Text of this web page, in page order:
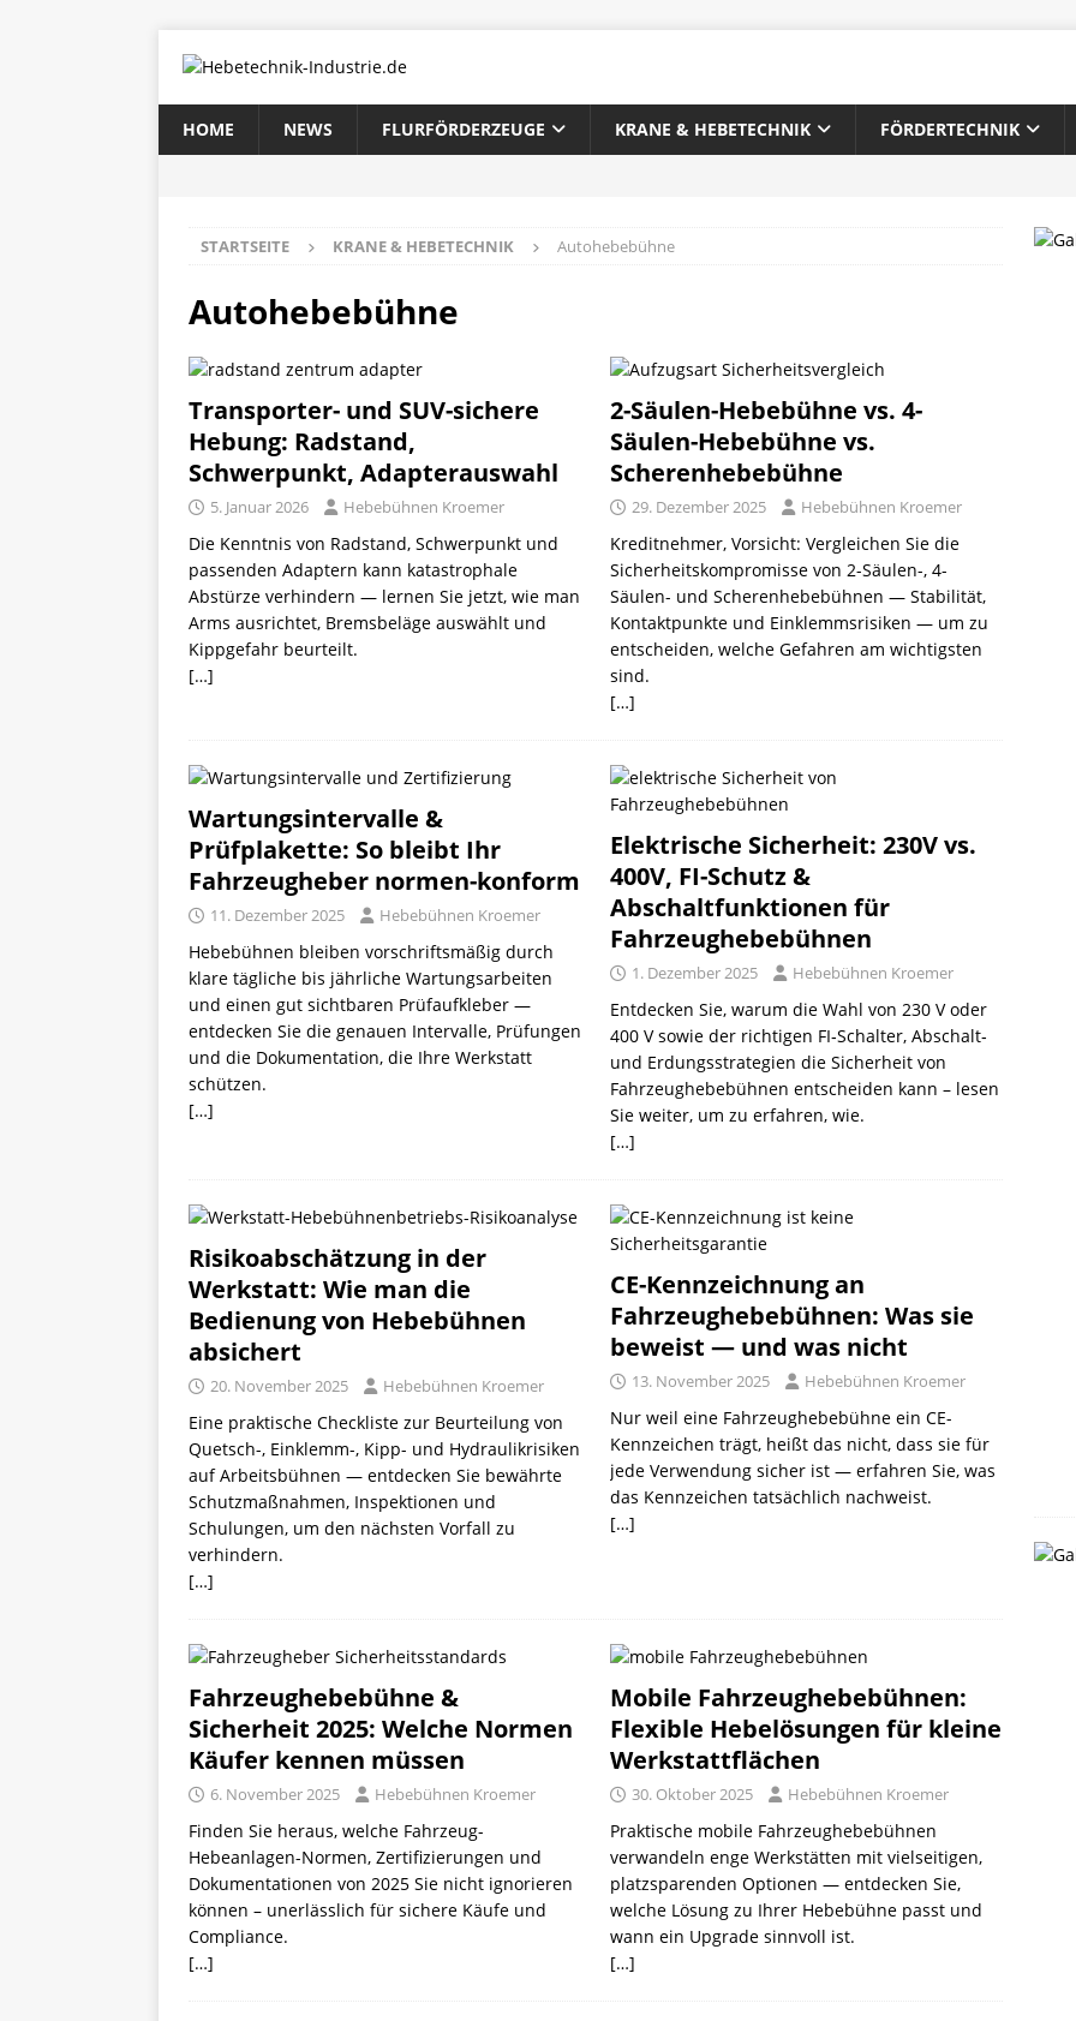
HOME NEWS FLURFÖRDERZEUGE KRANE & HEBETECHNIK FÖRDERTECHNIK
STARTSEITE KRANE & HEBETECHNIK Autohebebühne
Autohebebühne
Transporter- und SUV-sichere
Hebung: Radstand,
Schwerpunkt, Adapterauswahl
5. Januar 2026 Hebebühnen Kroemer
Die Kenntnis von Radstand, Schwerpunkt und
passenden Adaptern kann katastrophale
Abstürze verhindern — lernen Sie jetzt, wie man
Arms ausrichtet, Bremsbeläge auswählt und
Kippgefahr beurteilt.
[…]
2-Säulen-Hebebühne vs. 4-
Säulen-Hebebühne vs.
Scherenhebebühne
29. Dezember 2025 Hebebühnen Kroemer
Kreditnehmer, Vorsicht: Vergleichen Sie die
Sicherheitskompromisse von 2-Säulen-, 4-
Säulen- und Scherenhebebühnen — Stabilität,
Kontaktpunkte und Einklemmsrisiken — um zu
entscheiden, welche Gefahren am wichtigsten
sind.
[…]
Wartungsintervalle &
Prüfplakette: So bleibt Ihr
Fahrzeugheber normen-konform
11. Dezember 2025 Hebebühnen Kroemer
Hebebühnen bleiben vorschriftsmäßig durch
klare tägliche bis jährliche Wartungsarbeiten
und einen gut sichtbaren Prüfaufkleber —
entdecken Sie die genauen Intervalle, Prüfungen
und die Dokumentation, die Ihre Werkstatt
schützen.
[…]
Elektrische Sicherheit: 230V vs.
400V, FI-Schutz &
Abschaltfunktionen für
Fahrzeughebebühnen
1. Dezember 2025 Hebebühnen Kroemer
Entdecken Sie, warum die Wahl von 230 V oder
400 V sowie der richtigen FI‑Schalter, Abschalt‑
und Erdungsstrategien die Sicherheit von
Fahrzeughebebühnen entscheiden kann – lesen
Sie weiter, um zu erfahren, wie.
[…]
Risikoabschätzung in der
Werkstatt: Wie man die
Bedienung von Hebebühnen
absichert
20. November 2025 Hebebühnen Kroemer
Eine praktische Checkliste zur Beurteilung von
Quetsch-, Einklemm-, Kipp- und Hydraulikrisiken
auf Arbeitsbühnen — entdecken Sie bewährte
Schutzmaßnahmen, Inspektionen und
Schulungen, um den nächsten Vorfall zu
verhindern.
[…]
CE-Kennzeichnung an
Fahrzeughebebühnen: Was sie
beweist — und was nicht
13. November 2025 Hebebühnen Kroemer
Nur weil eine Fahrzeughebebühne ein CE-
Kennzeichen trägt, heißt das nicht, dass sie für
jede Verwendung sicher ist — erfahren Sie, was
das Kennzeichen tatsächlich nachweist.
[…]
Fahrzeughebebühne &
Sicherheit 2025: Welche Normen
Käufer kennen müssen
6. November 2025 Hebebühnen Kroemer
Finden Sie heraus, welche Fahrzeug-
Hebeanlagen-Normen, Zertifizierungen und
Dokumentationen von 2025 Sie nicht ignorieren
können – unerlässlich für sichere Käufe und
Compliance.
[…]
Mobile Fahrzeughebebühnen:
Flexible Hebelösungen für kleine
Werkstattflächen
30. Oktober 2025 Hebebühnen Kroemer
Praktische mobile Fahrzeughebebühnen
verwandeln enge Werkstätten mit vielseitigen,
platzsparenden Optionen — entdecken Sie,
welche Lösung zu Ihrer Hebebühne passt und
wann ein Upgrade sinnvoll ist.
[…]